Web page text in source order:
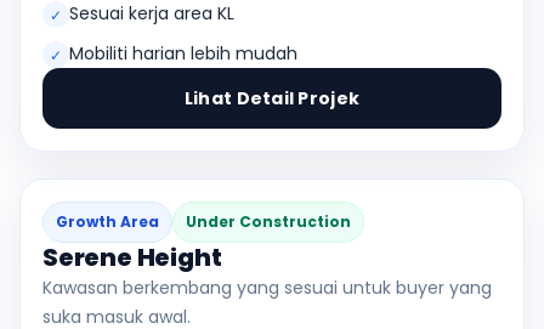
✓ Sesuai kerja area KL
✓ Mobiliti harian lebih mudah
Lihat Detail Projek
Growth Area Under Construction
Serene Height
Kawasan berkembang yang sesuai untuk buyer yang
suka masuk awal.